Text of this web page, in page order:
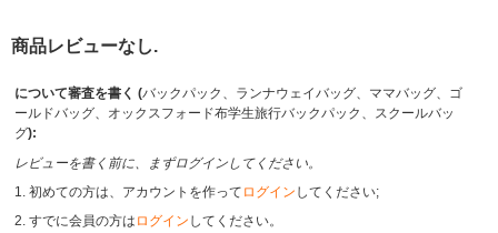
商品レビューなし.
について審査を書く (バックパック、ランナウェイバッグ、ママバッグ、ゴ
ールドバッグ、オックスフォード布学生旅行バックパック、スクールバッ
グ):
レビューを書く前に、まずログインしてください。
1. 初めての方は、アカウントを作って ログイン してください;
2. すでに会員の方は ログイン してください。